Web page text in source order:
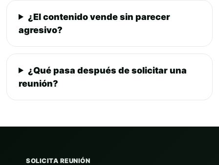
¿El contenido vende sin parecer
agresivo?
¿Qué pasa después de solicitar una
reunión?
SOLICITA REUNIÓN